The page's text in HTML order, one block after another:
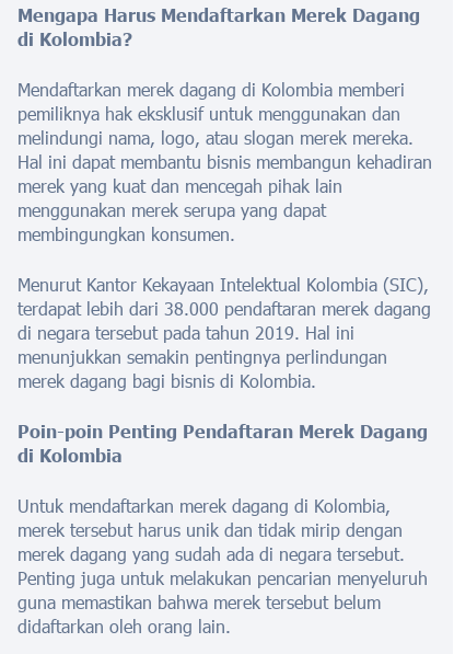
Mengapa Harus Mendaftarkan Merek Dagang
di Kolombia?
Mendaftarkan merek dagang di Kolombia memberi
pemiliknya hak eksklusif untuk menggunakan dan
melindungi nama, logo, atau slogan merek mereka.
Hal ini dapat membantu bisnis membangun kehadiran
merek yang kuat dan mencegah pihak lain
menggunakan merek serupa yang dapat
membingungkan konsumen.
Menurut Kantor Kekayaan Intelektual Kolombia (SIC),
terdapat lebih dari 38.000 pendaftaran merek dagang
di negara tersebut pada tahun 2019. Hal ini
menunjukkan semakin pentingnya perlindungan
merek dagang bagi bisnis di Kolombia.
Poin-poin Penting Pendaftaran Merek Dagang
di Kolombia
Untuk mendaftarkan merek dagang di Kolombia,
merek tersebut harus unik dan tidak mirip dengan
merek dagang yang sudah ada di negara tersebut.
Penting juga untuk melakukan pencarian menyeluruh
guna memastikan bahwa merek tersebut belum
didaftarkan oleh orang lain.